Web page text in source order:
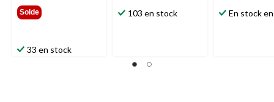
Solde
33 en stock
103 en stock En stock